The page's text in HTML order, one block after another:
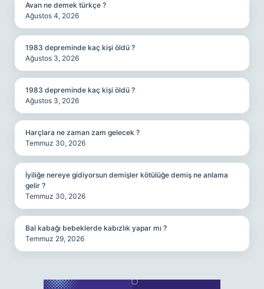
Avan ne demek türkçe ?
Ağustos 4, 2026
1983 depreminde kaç kişi öldü ?
Ağustos 3, 2026
1983 depreminde kaç kişi öldü ?
Ağustos 3, 2026
Harçlara ne zaman zam gelecek ?
Temmuz 30, 2026
İyiliğe nereye gidiyorsun demişler kötülüğe demiş ne anlama
gelir ?
Temmuz 30, 2026
Bal kabağı bebeklerde kabızlık yapar mı ?
Temmuz 29, 2026